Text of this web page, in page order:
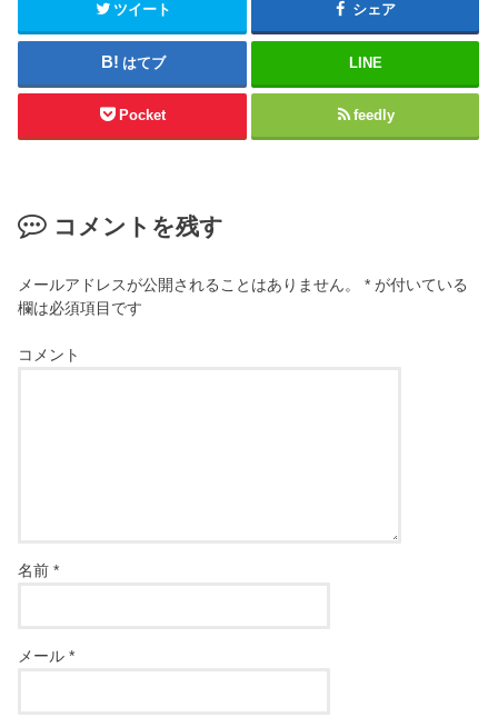
ツイート シェア
はてブ LINE
Pocket feedly
コメントを残す
メールアドレスが公開されることはありません。 * が付いている
欄は必須項目です
コメント
名前*
メール*